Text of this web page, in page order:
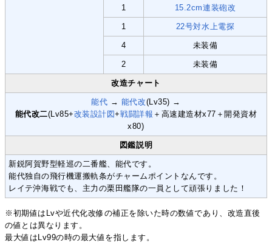
1 15.2cm連装砲改
1 22号対水上電探
4 未装備
2 未装備
改造チャート
能代 → 能代改(Lv35) →
能代改二(Lv85+改装設計図+戦闘詳報 ＋高速建造材x77＋開発資材
x80)
図鑑説明
新鋭阿賀野型軽巡の二番艦、能代です。
能代独自の飛行機運搬軌条がチャームポイントなんです。
レイテ沖海戦でも、主力の栗田艦隊の一員として頑張りました！
※初期値はLvや近代化改修の補正を除いた時の数値であり、改造直後
の値とは異なります。
最大値はLv99の時の最大値を指します。